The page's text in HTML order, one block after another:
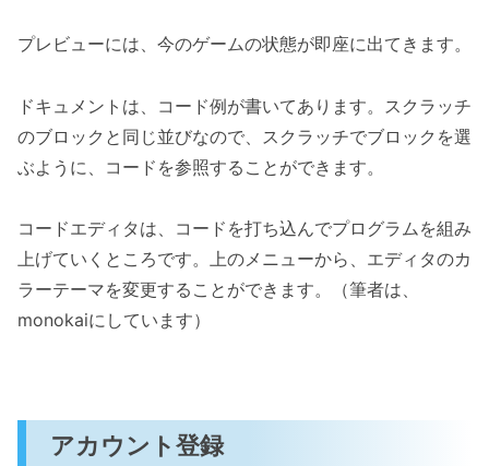
プレビューには、今のゲームの状態が即座に出てきます。
ドキュメントは、コード例が書いてあります。スクラッチ
のブロックと同じ並びなので、スクラッチでブロックを選
ぶように、コードを参照することができます。
コードエディタは、コードを打ち込んでプログラムを組み
上げていくところです。上のメニューから、エディタのカ
ラーテーマを変更することができます。（筆者は、
monokaiにしています）
アカウント登録